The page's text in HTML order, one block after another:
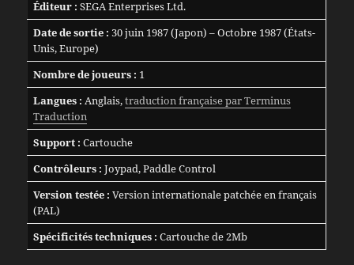
Éditeur : SEGA Enterprises Ltd.
Date de sortie : 30 juin 1987 (Japon) – Octobre 1987 (États-
Unis, Europe)
Nombre de joueurs : 1
Langues : Anglais,traduction française par Terminus
Traduction
Support : Cartouche
Contrôleurs : Joypad, Paddle Control
Version testée : Version internationale patchée en français
(PAL)
Spécificités techniques : Cartouche de 2Mb